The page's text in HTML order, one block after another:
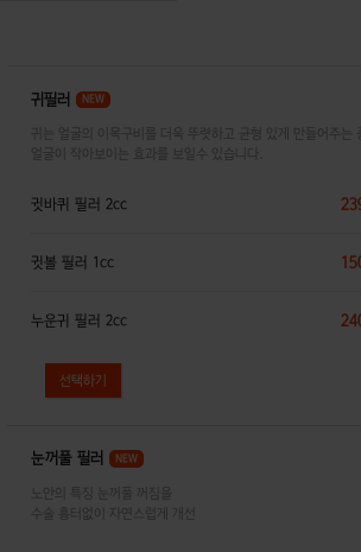
귀필러 NEW
귀는 얼굴의 이목구비를 더욱 뚜렷하고 균형 있게 만들어주는
얼굴이 작아보이는 효과를 보일수 있습니다.
귓바퀴 필러 2cc
귓볼 필러 1cc
누운귀 필러 2cc
눈꺼풀 필러 NEW
노안의 특징 눈꺼풀 꺼짐을
수술 흉터없이 자연스럽게 개선